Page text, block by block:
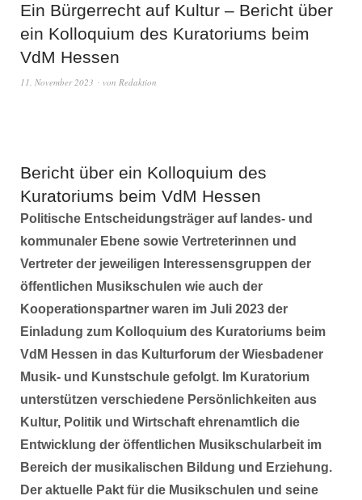
Ein Bürgerrecht auf Kultur – Bericht über
ein Kolloquium des Kuratoriums beim
VdM Hessen
11. November 2023 von Redaktion
Bericht über ein Kolloquium des
Kuratoriums beim VdM Hessen
Politische Entscheidungsträger auf landes- und
kommunaler Ebene sowie Vertreterinnen und
Vertreter der jeweiligen Interessensgruppen der
öffentlichen Musikschulen wie auch der
Kooperationspartner waren im Juli 2023 der
Einladung zum Kolloquium des Kuratoriums beim
VdM Hessen in das Kulturforum der Wiesbadener
Musik- und Kunstschule gefolgt. Im Kuratorium
unterstützen verschiedene Persönlichkeiten aus
Kultur, Politik und Wirtschaft ehrenamtlich die
Entwicklung der öffentlichen Musikschularbeit im
Bereich der musikalischen Bildung und Erziehung.
Der aktuelle Pakt für die Musikschulen und seine